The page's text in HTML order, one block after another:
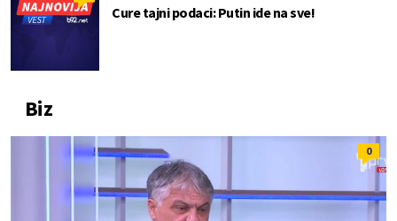
Cure tajni podaci: Putin ide na sve!
Biz
0